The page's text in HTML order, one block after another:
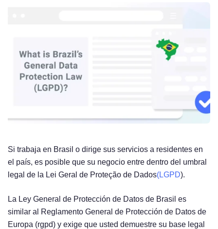
Si trabaja en Brasil o dirige sus servicios a residentes en
el país, es posible que su negocio entre dentro del umbral
legal de la Lei Geral de Proteção de Dados(LGPD).
La Ley General de Protección de Datos de Brasil es
similar al Reglamento General de Protección de Datos de
Europa (rgpd) y exige que usted demuestre su base legal